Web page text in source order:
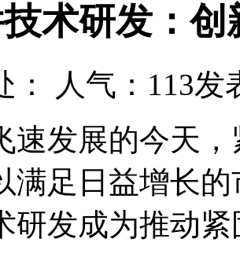
术研发：
人气： 113发
速发展的今天
满足日益增长
研发成为推动